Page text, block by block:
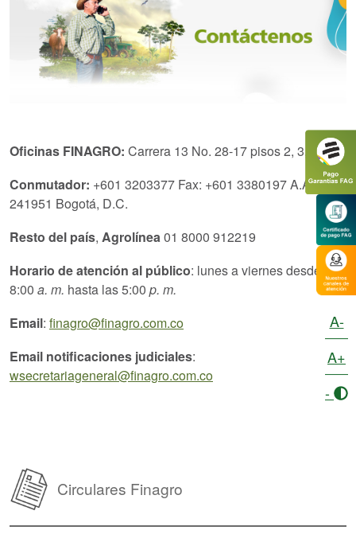
Oficinas FINAGRO: Carrera 13 No. 28-17 pisos 2, 3, 4 y 5.
Conmutador: +601 3203377 Fax: +601 3380197 A.A.
241951 Bogotá, D.C.
Resto del país, Agrolínea01 8000 912219
Horario de atención al público: lunes a viernesdesde las
8:00 a. m. hasta las 5:00 p. m.
Email: finagro@finagro.com.co
Email notificaciones judiciales:
wsecretariageneral@finagro.com.co
Circulares Finagro
A-
A+
-